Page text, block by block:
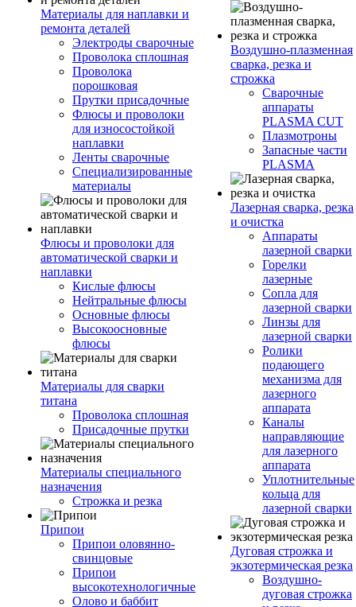
Материалы для наплавки и
ремонта деталей
Электроды сварочные
Проволока сплошная
Проволока
порошковая
Прутки присадочные
Флюсы и проволоки
для износостойкой
наплавки
Ленты сварочные
Специализированные
материалы
Флюсы и проволоки для
автоматической сварки и
наплавки
Кислые флюсы
Нейтральные флюсы
Основные флюсы
Высокоосновные
флюсы
Материалы для сварки
титана
Проволока сплошная
Присадочные прутки
Материалы специального
назначения
Строжка и резка
Припои
Припои оловянно-
свинцовые
Припои
высокотехнологичные
Олово и баббит
Воздушно-плазменная
сварка, резка и
строжка
Сварочные
аппараты
PLASMA CUT
Плазмотроны
Запасные части
PLASMA
Лазерная сварка, резка
и очистка
Аппараты
лазерной сварки
Горелки
лазерные
Сопла для
лазерной сварки
Линзы для
лазерной сварки
Ролики
подающего
механизма для
лазерного
аппарата
Каналы
направляющие
для лазерного
аппарата
Уплотнительные
кольца для
лазерной сварки
Дуговая строжка и
экзотермическая резка
Воздушно-
дуговая строжка